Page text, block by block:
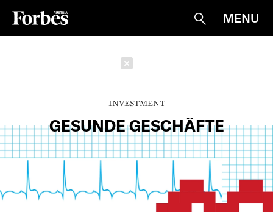
Suche
MENU
INVESTMENT
GESUNDE GESCHÄFTE